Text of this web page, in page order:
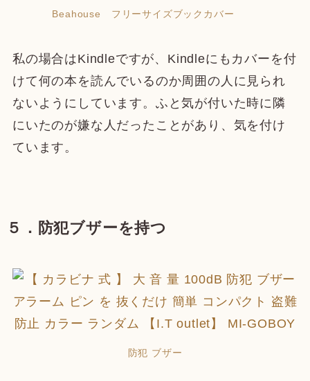
Beahouse フリーサイズブックカバー
私の場合はKindleですが、Kindleにもカバーを付
けて何の本を読んでいるのか周囲の人に見られ
ないようにしています。ふと気が付いた時に隣
にいたのが嫌な人だったことがあり、気を付け
ています。
５．防犯ブザーを持つ
防犯 ブザー